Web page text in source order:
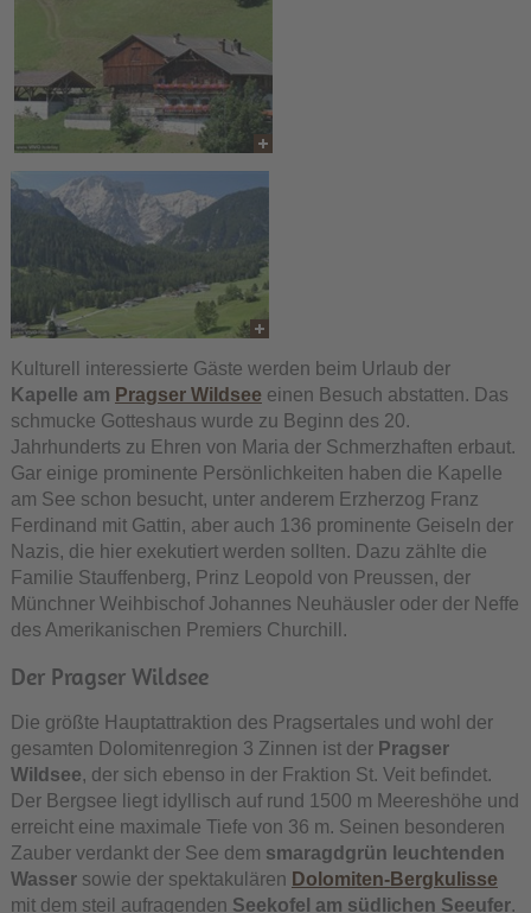
Kulturell interessierte Gäste werden beim Urlaub der
Kapelle am Pragser Wildsee einen Besuch abstatten. Das
schmucke Gotteshaus wurde zu Beginn des 20.
Jahrhunderts zu Ehren von Maria der Schmerzhaften erbaut.
Gar einige prominente Persönlichkeiten haben die Kapelle
am See schon besucht, unter anderem Erzherzog Franz
Ferdinand mit Gattin, aber auch 136 prominente Geiseln der
Nazis, die hier exekutiert werden sollten. Dazu zählte die
Familie Stauffenberg, Prinz Leopold von Preussen, der
Münchner Weihbischof Johannes Neuhäusler oder der Neffe
des Amerikanischen Premiers Churchill.
Der Pragser Wildsee
Die größte Hauptattraktion des Pragsertales und wohl der
gesamten Dolomitenregion 3 Zinnen ist der Pragser
Wildsee, der sich ebenso in der Fraktion St. Veit befindet.
Der Bergsee liegt idyllisch auf rund 1500 m Meereshöhe und
erreicht eine maximale Tiefe von 36 m. Seinen besonderen
Zauber verdankt der See dem smaragdgrün leuchtenden
Wasser sowie der spektakulären Dolomiten-Bergkulisse
mit dem steil aufragenden Seekofel am südlichen Seeufer.